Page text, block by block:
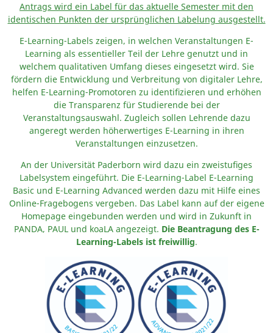
Antrags wird ein Label für das aktuelle Semester mit den
identischen Punkten der ursprünglichen Labelung ausgestellt.
E-Learning-Labels zeigen, in welchen Veranstaltungen E-
Learning als essentieller Teil der Lehre genutzt und in
welchem qualitativen Umfang dieses eingesetzt wird. Sie
fördern die Entwicklung und Verbreitung von digitaler Lehre,
helfen E-Learning-Promotoren zu identifizieren und erhöhen
die Transparenz für Studierende bei der
Veranstaltungsauswahl. Zugleich sollen Lehrende dazu
angeregt werden höherwertiges E-Learning in ihren
Veranstaltungen einzusetzen.
An der Universität Paderborn wird dazu ein zweistufiges
Labelsystem eingeführt. Die E-Learning-Label E-Learning
Basic und E-Learning Advanced werden dazu mit Hilfe eines
Online-Fragebogens vergeben. Das Label kann auf der eigene
Homepage eingebunden werden und wird in Zukunft in
PANDA, PAUL und koaLA angezeigt. Die Beantragung des E-
Learning-Labels ist freiwillig.